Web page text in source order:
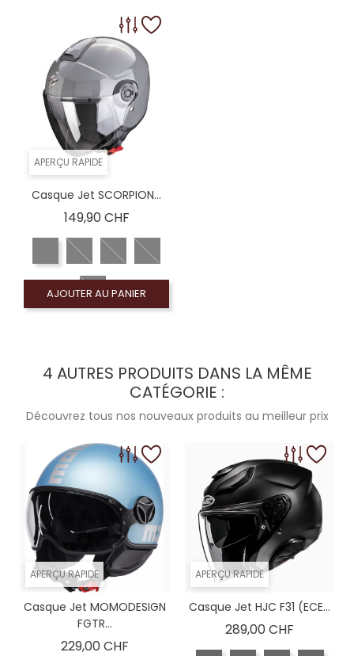
Visiére homologuée (ECE-2206)
APERÇU RAPIDE
Casque Jet SCORPION...
149,90 CHFPrix
AJOUTER AU PANIER
4 AUTRES PRODUITS DANS LA MÊME
CATÉGORIE :
Découvrez tous nos nouveaux produits au meilleur prix
APERÇU RAPIDE
Casque Jet MOMODESIGN
FGTR...
229,00 CHFPrix
APERÇU RAPIDE
Casque Jet HJC F31 (ECE...
289,00 CHF